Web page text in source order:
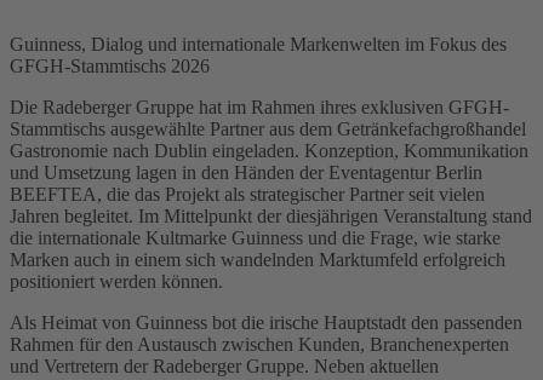
Guinness, Dialog und internationale Markenwelten im Fokus des
GFGH-Stammtischs 2026
Die Radeberger Gruppe hat im Rahmen ihres exklusiven GFGH-
Stammtischs ausgewählte Partner aus dem Getränkefachgroßhandel
Gastronomie nach Dublin eingeladen. Konzeption, Kommunikation
und Umsetzung lagen in den Händen der Eventagentur Berlin
BEEFTEA, die das Projekt als strategischer Partner seit vielen
Jahren begleitet. Im Mittelpunkt der diesjährigen Veranstaltung stand
die internationale Kultmarke Guinness und die Frage, wie starke
Marken auch in einem sich wandelnden Marktumfeld erfolgreich
positioniert werden können.
Als Heimat von Guinness bot die irische Hauptstadt den passenden
Rahmen für den Austausch zwischen Kunden, Branchenexperten
und Vertretern der Radeberger Gruppe. Neben aktuellen